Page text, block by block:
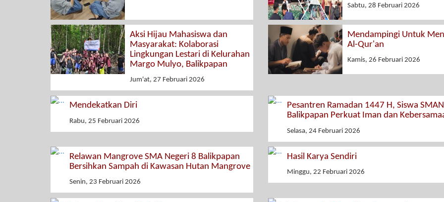
Sabtu, 28 Februari 2026
Aksi Hijau Mahasiswa dan
Masyarakat: Kolaborasi
Lingkungan Lestari di Kelurahan
Margo Mulyo, Balikpapan
Jum'at, 27 Februari 2026
Mendampingi Untuk
Al-Qur'an
Kamis, 26 Februari 2026
Mendekatkan Diri
Rabu, 25 Februari 2026
Pesantren Ramadan 1447 H, Siswa
Balikpapan Perkuat Iman dan
Selasa, 24 Februari 2026
Relawan Mangrove SMA Negeri 8 Balikpapan
Bersihkan Sampah di Kawasan Hutan Mangrove
Senin, 23 Februari 2026
Hasil Karya Sendiri
Minggu, 22 Februari 2026